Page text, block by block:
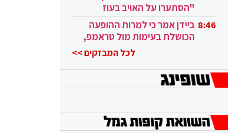
"הסתערו על האויב בעוז
ובגבורה" 8:46 ביידן אמר כי למרות ההופעה
הכושלת בעימות מול טראמפ,
לכל המבזקים >>